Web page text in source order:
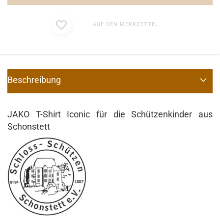
AUF DEN MERKZETTEL
Beschreibung
JAKO T-Shirt Iconic für dieSchützenkinder aus
Schonstett